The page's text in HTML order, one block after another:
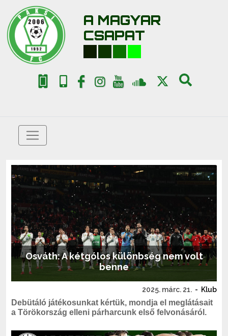
A MAGYAR
CSAPAT
Osváth: A kétgólos különbség nem volt
benne
2025. márc. 21. - Klub
Debütáló játékosunkat kértük, mondja el meglátásait
a Törökország elleni párharcunk első felvonásáról.